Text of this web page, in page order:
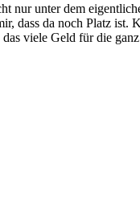
nur unter dem
dass da noch Platz ist.
viele Geld für die